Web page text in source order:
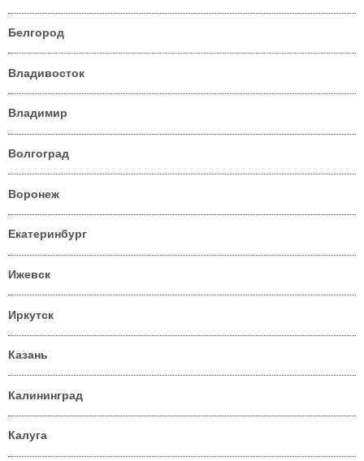
Белгород
Владивосток
Владимир
Волгоград
Воронеж
Екатеринбург
Ижевск
Иркутск
Казань
Калининград
Калуга